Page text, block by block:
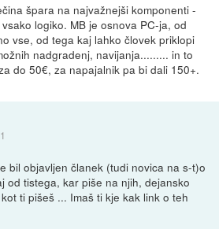
špara na najvažnejši komponenti -
logiko. MB je osnova PC-ja, od
vse, od tega kaj lahko človek priklopi
nadgradenj, navijanja......... in to
do 50€, za napajalnik pa bi dali 150+.
bil objavljen članek (tudi novica na s-t)o
od tistega, kar piše na njih, dejansko
ti pišeš ... Imaš ti kje kak link o teh